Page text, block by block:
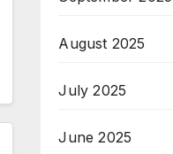
August 2025
July 2025
June 2025